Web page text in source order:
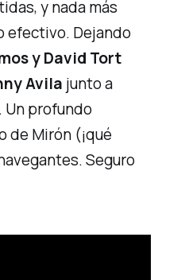
y nada más
efectivo. Dejando
y David Tort
Avila junto a
. Un profundo
de Mirón (¡qué
Seguro